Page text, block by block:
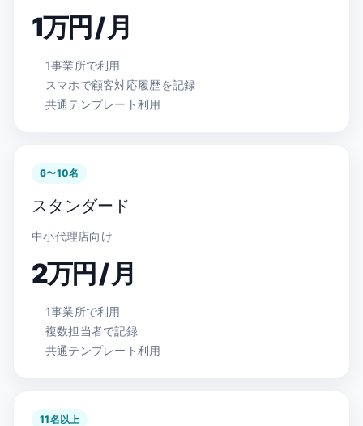
1万円 / 月
1事業所で利用
スマホで顧客対応履歴を記録
共通テンプレート利用
6〜10名
スタンダード
中小代理店向け
2万円 / 月
1事業所で利用
複数担当者で記録
共通テンプレート利用
11名以上